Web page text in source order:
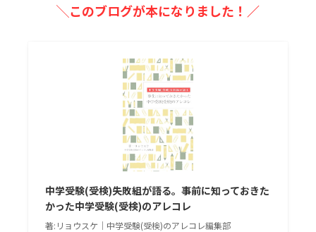
╲このブログが本になりました！／
中学受験(受検)失敗組が語る。事前に知っておきた
かった中学受験(受検)のアレコレ
著:リョウスケ｜中学受験(受検)のアレコレ編集部